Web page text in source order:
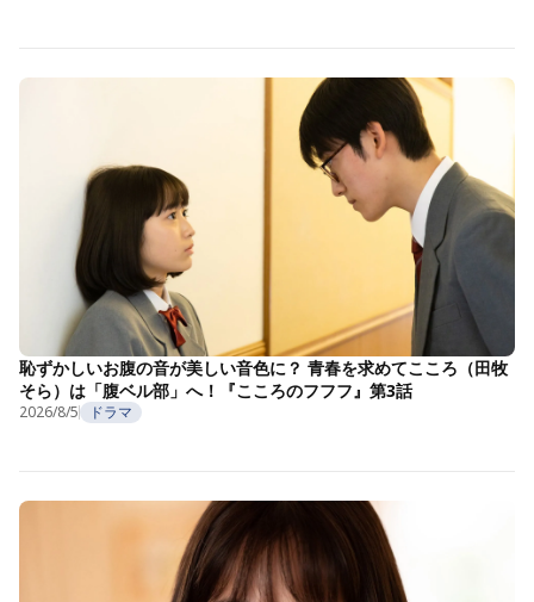
恥ずかしいお腹の音が美しい音色に？ 青春を求めてこころ（田牧
そら）は「腹ベル部」へ！『こころのフフフ』第3話
2026/8/5 ドラマ